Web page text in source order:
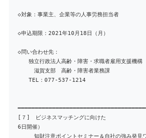
◇対象：事業主、企業等の人事労務担当者
◇申込期限：2021年10月18日（月）
◇問い合わせ先：
独立行政法人高齢・障害・求職者雇用支援機構
滋賀支部 高齢・障害者業務課
TEL：077-537-1214
[７] ビジネスマッチングに
6日開催）
知財注意ポイントセミナー＆自社の強み